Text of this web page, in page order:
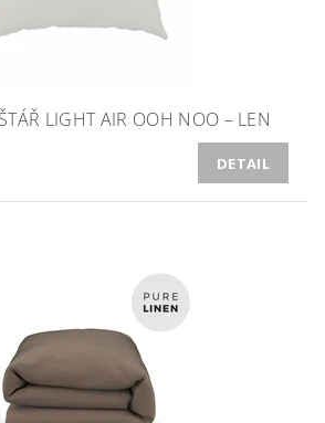
LIGHT AIR OOH NOO – LEN
DETAIL